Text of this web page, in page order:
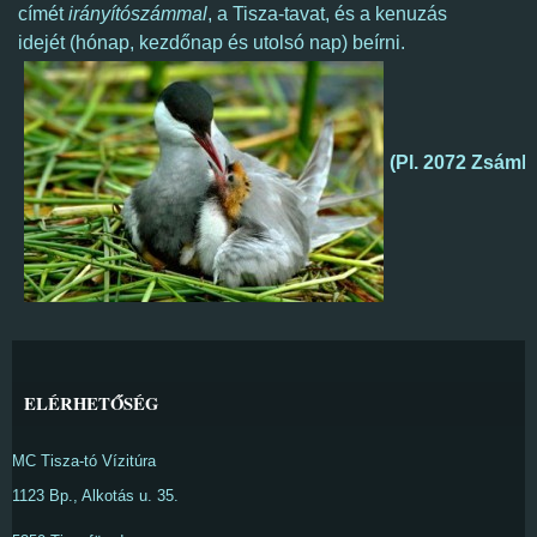
címétirányítószámmal, a Tisza-tavat, és a kenuzás
idejét (hónap, kezdőnap és utolsó nap) beírni.
(Pl. 2072
ELÉRHETŐSÉG
MC Tisza-tó Vízitúra
1123 Bp., Alkotás u. 35.